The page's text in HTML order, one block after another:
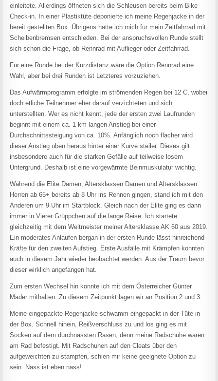
einleitete. Allerdings öffneten sich die Schleusen bereits beim Bike
Check-in. In einer Plastiktüte deponierte ich meine Regenjacke in der
bereit gestellten Box. Übrigens hatte ich mich für mein Zeitfahrrad mit
Scheibenbremsen entschieden. Bei der anspruchsvollen Runde stellt
sich schon die Frage, ob Rennrad mit Auflieger oder Zeitfahrrad.
Für eine Runde bei der Kurzdistanz wäre die Option Rennrad eine
Wahl, aber bei drei Runden ist Letzteres vorzuziehen.
Das Aufwärmprogramm erfolgte im strömenden Regen bei 12 C, wobei
doch etliche Teilnehmer eher darauf verzichteten und sich
unterstellten. Wer es nicht kennt, jede der ersten zwei Laufrunden
beginnt mit einem ca. 1 km langen Anstieg bei einer
Durchschnittssteigung von ca. 10%. Anfänglich noch flacher wird
dieser Anstieg oben heraus hinter einer Kurve steiler. Dieses gilt
insbesondere auch für die starken Gefälle auf teilweise losem
Untergrund. Deshalb ist eine vorgewärmte Beinmuskulatur wichtig.
Während die Elite Damen, Altersklassen Damen und Altersklassen
Herren ab 65+ bereits ab 8 Uhr ins Rennen gingen, stand ich mit den
Anderen um 9 Uhr im Startblock. Gleich nach der Elite ging es dann
immer in Vierer Grüppchen auf die lange Reise. Ich startete
gleichzeitig mit dem Weltmeister meiner Altersklasse AK 60 aus 2019.
Ein moderates Anlaufen bergan in der ersten Runde lässt hinreichend
Kräfte für den zweiten Aufstieg. Erste Ausfälle mit Krämpfen konnten
auch in diesem Jahr wieder beobachtet werden. Aus der Traum bevor
dieser wirklich angefangen hat.
Zum ersten Wechsel hin konnte ich mit dem Österreicher Günter
Mader mithalten. Zu diesem Zeitpunkt lagen wir an Position 2 und 3.
Meine eingepackte Regenjacke schwamm eingepackt in der Tüte in
der Box. Schnell hinein, Reißverschluss zu und los ging es mit
Socken auf dem durchnässten Rasen, denn meine Radschuhe waren
am Rad befestigt. Mit Radschuhen auf den Cleats über den
aufgeweichten zu stampfen, schien mir keine geeignete Option zu
sein. Nass ist eben nass!